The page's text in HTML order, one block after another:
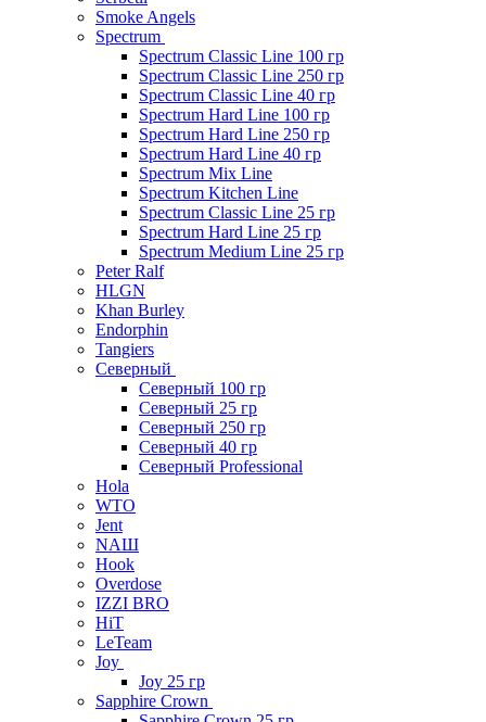
Smoke Angels
Spectrum
Spectrum Classic Line 100 гр
Spectrum Classic Line 250 гр
Spectrum Classic Line 40 гр
Spectrum Hard Line 100 гр
Spectrum Hard Line 250 гр
Spectrum Hard Line 40 гр
Spectrum Mix Line
Spectrum Kitchen Line
Spectrum Classic Line 25 гр
Spectrum Hard Line 25 гр
Spectrum Medium Line 25 гр
Peter Ralf
HLGN
Khan Burley
Endorphin
Tangiers
Северный
Северный 100 гр
Северный 25 гр
Северный 250 гр
Северный 40 гр
Северный Professional
Hola
WTO
Jent
NAШ
Hook
Overdose
IZZI BRO
HiT
LeTeam
Joy
Joy 25 гр
Sapphire Crown